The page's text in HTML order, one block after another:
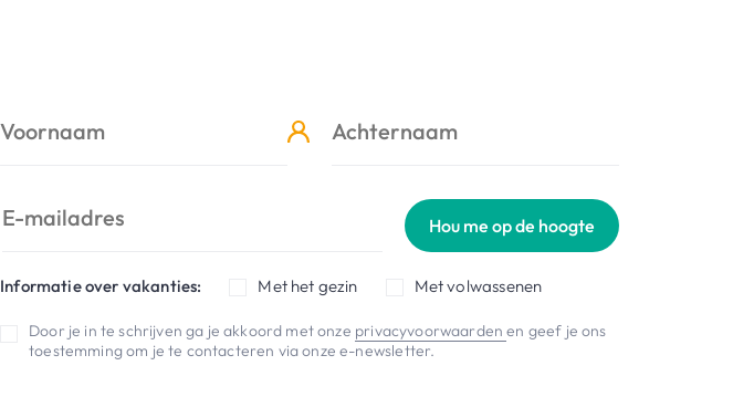
Hou me op de hoogte
Informatie over vakanties: Met het gezin Met volwassenen
Door je in te schrijven ga je akkoord met onze privacyvoorwaardenen geef je ons
toestemming om je te contacteren via onze e-newsletter.